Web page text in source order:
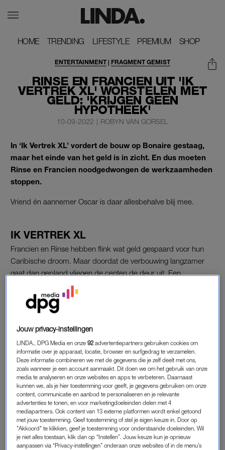
HOME
HOME TRENDING
TRENDING LIFESTYLE
LIFESTYLE PREMIUM
PREMIUM SHOP
SHOP
RINSE EN FRANCIEN UIT 'IK
VERTREK XL' WORSTELEN MET
GELD: 'KRIJGEN GEEN
HYPOTHEEK'
ENTERTAINMENT | FRAGMENT GEMIST
10-09-2022 | ROBYN VAN GORSEL
In ‘Ik Vertrek XL’ vordert de bouw op Bonaire gestaag,
maar het einde van het geld is in zicht. En dus moeten
Rinse en Francien noodgedwongen de werkzaamheden
stoppen.
Vriend én aannemer Oscar is daar allesbehalve blij mee.
IK VERTREK XL
Francien en Rinse hebben flink wat geld gespaard voor hun
Caribische droom. Maar doordat de verbouwing langzamer
gaat dan gepland vliegen de centen de deur uit. Een
hypotheek moet de uitkomst bieden.
“We gaan zometeen naar de bank toe om te kijken of we de
van overtuigd dat dat snel in orde komt. De tijd verstrijkt, maar
de lening wordt niet verstrekt en ze weten niet hoe lang dat
nog duurt. Ze leggen de bouw daarom voorlopig stil.
BOUWSTOP
“We zitten met de bank omhoog. Gezien de pandemie zegt de
bank ‘voorlopig even niet'”, vertelt Rinse. “We hebben
gekozen voor een tijdelijke bouwstop. En nu is het materiaal
van de bouwvakkers allemaal weg.” Want toen de twee het
Jouw privacy-instellingen
LINDA., DPG Media en onze92 advertentiepartners gebruiken cookies om
informatie over je apparaat, locatie, browser en surfgedrag te verzamelen.
Deze informatie combineren we met de gegevens die je zelf deelt met ons,
zoals wanneer je een account aanmaakt. Dit doen we om het gebruik van onze
media te analyseren en onze websites en apps te verbeteren. Daarnaast
kunnen we, als je hier toestemming voor geeft, je gegevens gebruiken om onze
content, communicatie en aanbod te personaliseren en je relevante
advertenties te tonen, en voor marketingdoeleinden delen met 4
mediapartners. Ook content van 13 externe platformen wordt enkel getoond
met jouw toestemming. Geef toestemming of stel je eigen keuze in. Door op
"Akkoord" te klikken, geef je toestemming voor onderstaande doeleinden. Wil
je niet alles toestaan, klik dan op “Instellen”. Jouw keuze kun je opnieuw
aanpassen via “Privacy-instellingen” onderaan onze websites of in de menu’s